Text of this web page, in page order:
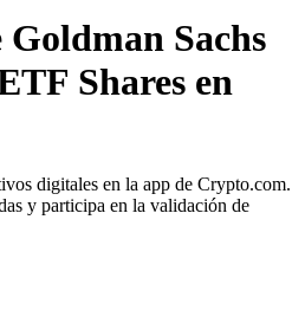
Sachs
Shares en
digitales en la app de Crypto.com.
y participa en la validación de